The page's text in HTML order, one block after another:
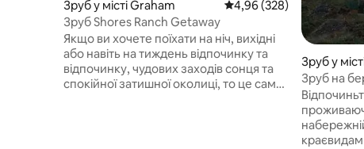
Зруб у місті Graham Середня оцінка: 4,96 з 5,
4,96 (328)
Зруб Shores Ranch Getaway
Якщо ви хочете поїхати на ніч, вихідні
або навіть на тиждень відпочинку та
відпочинку, чудових заходів сонця та
спокійної затишної околиці, то це саме
Зруб у
Зруб на
на
краєвидами.